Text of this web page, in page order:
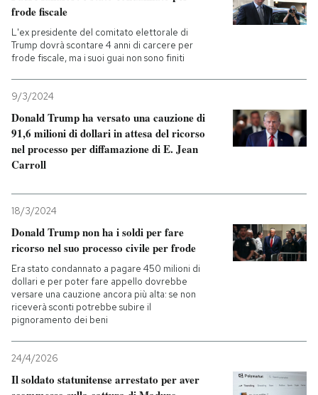
frode fiscale
L'ex presidente del comitato elettorale di
Trump dovrà scontare 4 anni di carcere per
frode fiscale, ma i suoi guai non sono finiti
9/3/2024
Donald Trump ha versato una cauzione di
91,6 milioni di dollari in attesa del ricorso
nel processo per diffamazione di E. Jean
Carroll
18/3/2024
Donald Trump non ha i soldi per fare
ricorso nel suo processo civile per frode
Era stato condannato a pagare 450 milioni di
dollari e per poter fare appello dovrebbe
versare una cauzione ancora più alta: se non
riceverà sconti potrebbe subire il
pignoramento dei beni
24/4/2026
Il soldato statunitense arrestato per aver